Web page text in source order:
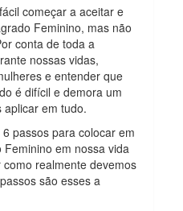
começar a aceitar e
Feminino, mas não
conta de toda a
nossas vidas,
e entender que
é difícil e demora um
em tudo.
passos para colocar em
em nossa vida
realmente devemos
são esses a